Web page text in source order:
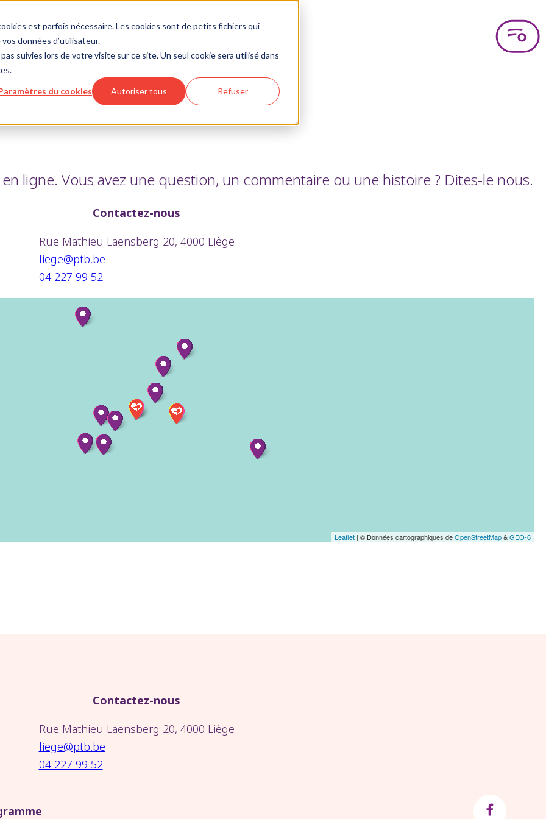
est parfois nécessaire. Les cookies sont de petits fichiers qui
données d’utilisateur.
suivies lors de votre visite sur ce site. Un seul cookie sera utilisé dans
du cookies Autoriser tous Refuser
ligne. Vous avez une question, un commentaire ou une histoire ? Dites-le nous.
Contactez-nous
Rue Mathieu Laensberg 20, 4000 Liège
liege@ptb.be
04 227 99 52
Leaflet | © Données cartographiques deOpenStreetMap&GEO-6
Contactez-nous
Rue Mathieu Laensberg 20, 4000 Liège
liege@ptb.be
04 227 99 52